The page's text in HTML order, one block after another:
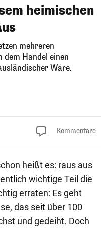
heimischen
mehreren
dem Handel einen
Ware.
Kommentare
heißt es: raus aus
wichtige Teil die
erraten: Es geht
das seit über 100
und gedeiht. Doch